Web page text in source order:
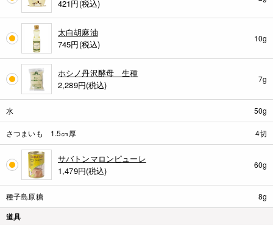
421円(税込)
太白胡麻油
745円(税込)
10g
ホシノ丹沢酵母 生種
2,289円(税込)
7g
水 50g
さつまいも 1.5㎝厚 4切
サバトンマロンピューレ
1,479円(税込)
60g
種子島原糖 8g
道具